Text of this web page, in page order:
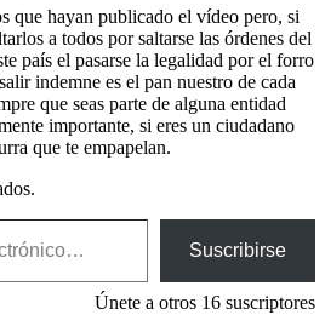
que hayan publicado el vídeo pero, si
a todos por saltarse las órdenes del
país el pasarse la legalidad por el forro
indemne es el pan nuestro de cada
que seas parte de alguna entidad
importante, si eres un ciudadano
que te empapelan.
Suscribirse
Únete a otros 16 suscriptores